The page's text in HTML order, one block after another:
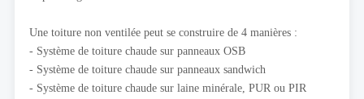
Une toiture non ventilée peut se construire de 4 manières :
- Système de toiture chaude sur panneaux OSB
- Système de toiture chaude sur panneaux sandwich
- Système de toiture chaude sur laine minérale, PUR ou PIR